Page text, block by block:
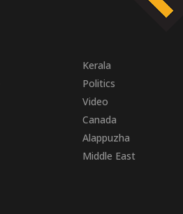
Kerala
Politics
Video
Canada
Alappuzha
Middle East